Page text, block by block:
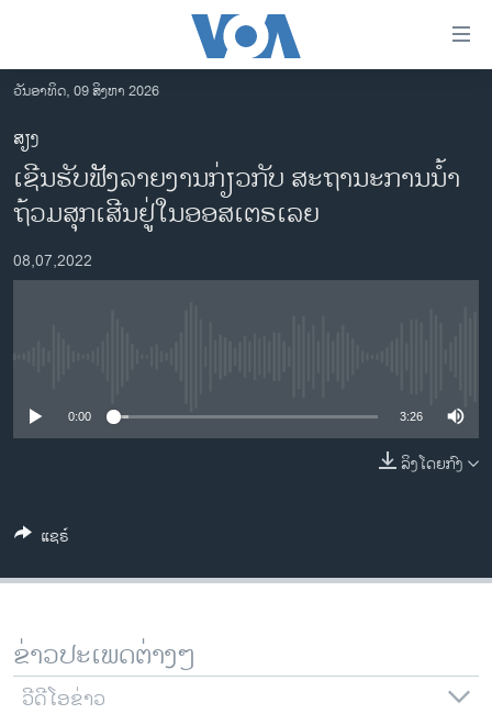
ເຂົ້າ
ຫາ
ຂ້າມ
ຂ້າມ
ຂ້າມ
ໄປ
ຫາ
ຊອກ
ລາວ
ອາເມຣິກາ
ການເລືອກຕັ້ງ ປະທານາທີບໍດີ ສະຫະລັດ 2024
ຂ່າວ​ຈີນ
ຊີວິດຊາວລາວ
ທຸລະກິດ
ພາສາອັງກິດ
ສຽງ
ລາຍການກະຈາຍສຽງ
ວັນອາທິດ, 09 ສິງຫາ 2026
ສຽງ
ເຊີນຮັບຟັັງລາຍງານກ່ຽວກັບ ສະຖານະການນໍ້າ
ຖ້ວມສຸກເສີນຢູ່ໃນອອສເຕຣເລຍ
08,07,2022
0:00 3:26
ລິງໂດຍກົງ
ແຊຣ໌
ຂ່າວປະເພດຕ່າງໆ
ວີດີໂອຂ່າວ